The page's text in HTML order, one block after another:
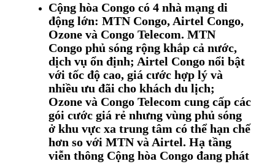
Cộng hòa Congo có 4 nhà mạng di
động lớn: MTN Congo, Airtel Congo,
Ozone và Congo Telecom. MTN
Congo phủ sóng rộng khắp cả nước,
dịch vụ ổn định; Airtel Congo nổi bật
với tốc độ cao, giá cước hợp lý và
nhiều ưu đãi cho khách du lịch;
Ozone và Congo Telecom cung cấp các
gói cước giá rẻ nhưng vùng phủ sóng
ở khu vực xa trung tâm có thể hạn chế
hơn so với MTN và Airtel. Hạ tầng
viễn thông Cộng hòa Congo đang phát